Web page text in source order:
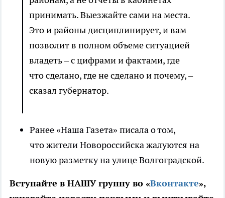
принимать. Выезжайте сами на места.
Это и районы дисциплинирует, и вам
позволит в полном объеме ситуацией
владеть – с цифрами и фактами, где
что сделано, где не сделано и почему, –
сказал губернатор.
Ранее «Наша Газета» писала о том,
что жители Новороссийска жалуются на
новую разметку на улице Волгоградской.
Вступайте в НАШУ группу во «Вконтакте»,